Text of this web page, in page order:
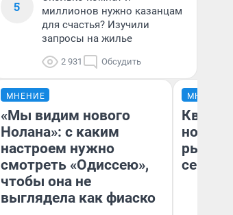
5
миллионов нужно казанцам
для счастья? Изучили
запросы на жилье
2 931 Обсудить
МНЕНИЕ
«Мы видим нового
Нолана»: с каким
настроем нужно
смотреть «Одиссею»,
чтобы она не
выглядела как фиаско
МНЕНИЕ
но
рынок